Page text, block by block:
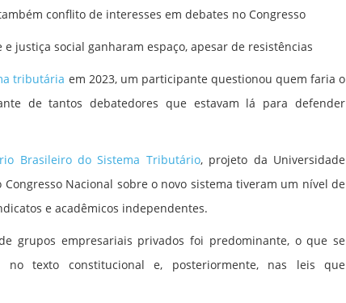
conflito de interesses em debates no Congresso
justiça social ganharam espaço, apesar de resistências
tributária em 2023, um participante questionou quem faria o
de tantos debatedores que estavam lá para defender
Brasileiro do Sistema Tributário, projeto da Universidade
Nacional sobre o novo sistema tiveram um nível de
e acadêmicos independentes.
grupos empresariais privados foi predominante, o que se
texto constitucional e, posteriormente, nas leis que